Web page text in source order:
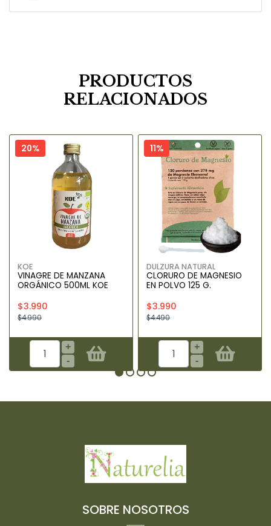
PRODUCTOS
RELACIONADOS
20%
KOE
VINAGRE DE MANZANA
ORGÁNICO 500ML KOE
$3.990
$4.990
+
-
11%
DULZURA NATURAL
CLORURO DE MAGNESIO
EN POLVO 125 G.
$3.990
$4.490
+
-
SOBRE NOSOTROS